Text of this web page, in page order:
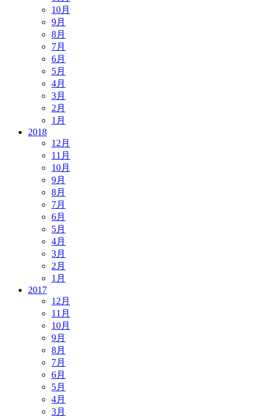
10月
9月
8月
7月
6月
5月
4月
3月
2月
1月
2018
12月
11月
10月
9月
8月
7月
6月
5月
4月
3月
2月
1月
2017
12月
11月
10月
9月
8月
7月
6月
5月
4月
3月